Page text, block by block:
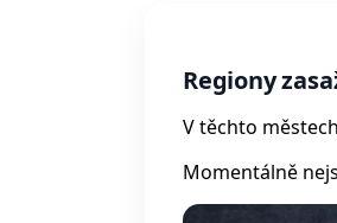
Regiony
V těchto
Momentálně